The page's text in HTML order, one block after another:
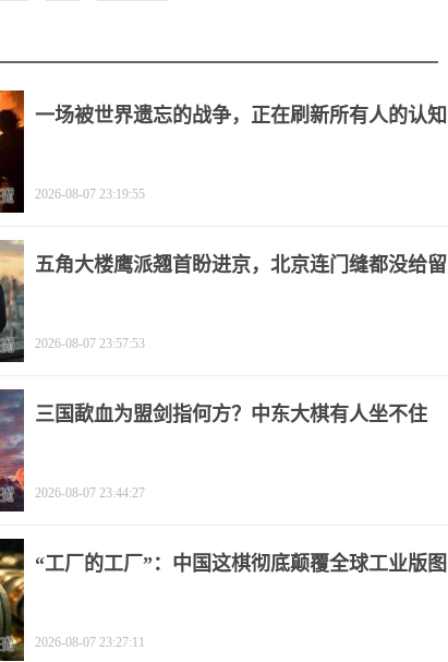
一场被世界遗忘的战争，正在刷新所有人的认知
2026-08-07 23:19:55
五角大楼鹰派翘首盼进京，北京连门缝都没给留
2026-08-07 23:57:53
三国歃血为盟剑指何方？中东大棋有人坐不住
2026-08-07 23:44:27
“工厂的工厂”：中国这棋彻底颠覆全球工业版图
2026-08-07 23:27:11